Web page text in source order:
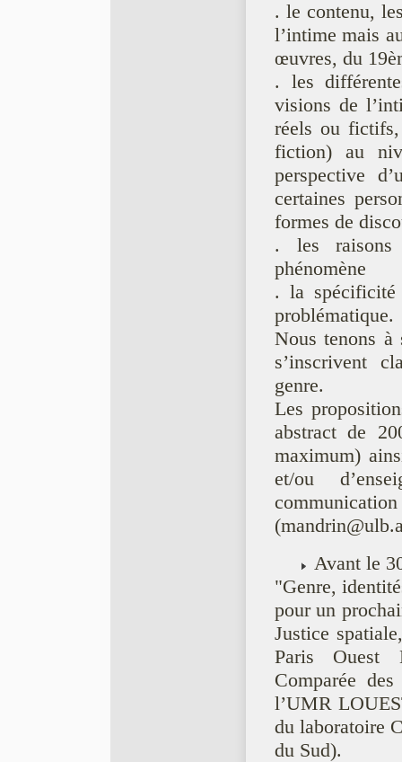
. le contenu,
l’intime mais
œuvres, du
. les
visions de
réels ou
fiction) au
perspective
certaines
formes de
. les raisons
phénomène
. la spécificité
problématique.
Nous tenons à
s’inscrivent
genre.
Les
abstract de
maximum)
et/ou
Avant le
"Genre,
pour un
Justice
Paris Ouest
Comparée
l’UMR
du laboratoire
du Sud).